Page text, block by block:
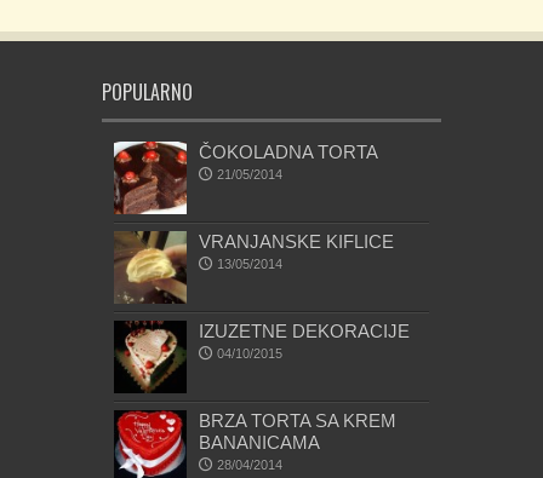
POPULARNO
ČOKOLADNA TORTA
21/05/2014
VRANJANSKE KIFLICE
13/05/2014
IZUZETNE DEKORACIJE
04/10/2015
BRZA TORTA SA KREM
BANANICAMA
28/04/2014